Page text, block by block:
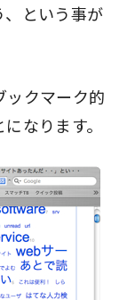
という事が
ックマーク的
なります。